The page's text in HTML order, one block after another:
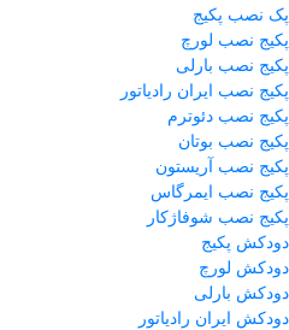
پک نصب پکیج
پکیج نصب لورچ
پکیج نصب بارلی
پکیج نصب ایران رادیاتور
پکیج نصب دئوترم
پکیج نصب بوتان
پکیج نصب آریستون
پکیج نصب ایمرگاس
پکیج نصب شوفاژکار
دودکش پکیج
دودکش لورچ
دودکش بارلی
دودکش ایران رادیاتور